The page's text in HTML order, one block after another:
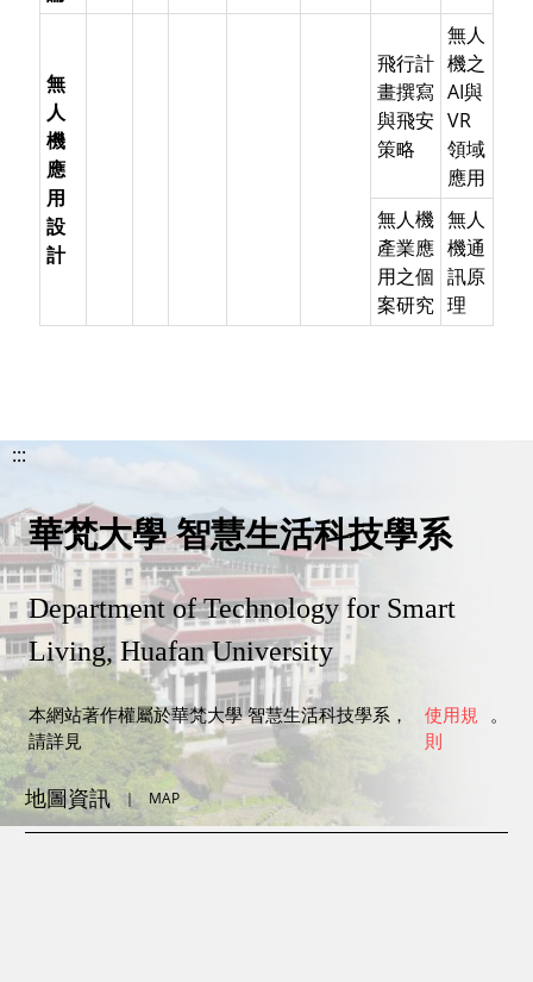
無
人
機
應
用
設
計
飛行計
畫撰寫
與飛安
策略
無人
機之
AI與
VR
領域
應用
無人機
產業應
用之個
案研究
無人
機通
訊原
理
:::
華梵大學 智慧生活科技學系
Department of Technology for Smart
Living, Huafan University
本網站著作權屬於華梵大學 智慧生活科技學系，
請詳見
使用規
則
。
地圖資訊 ｜ MAP